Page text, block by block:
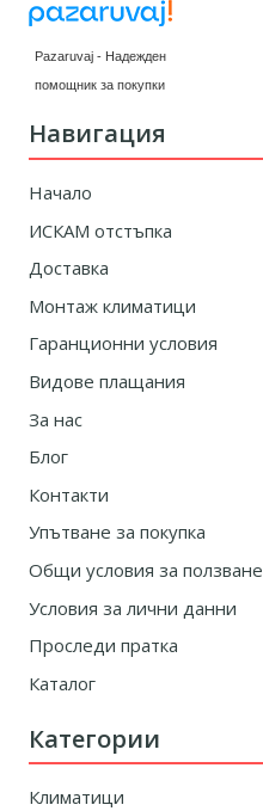
Pazaruvaj - Надежден
помощник за покупки
Навигация
Начало
ИСКАМ отстъпка
Доставка
Монтаж климатици
Гаранционни условия
Видове плащания
За нас
Блог
Контакти
Упътване за покупка
Общи условия за ползване
Условия за лични данни
Проследи пратка
Каталог
Категории
Климатици